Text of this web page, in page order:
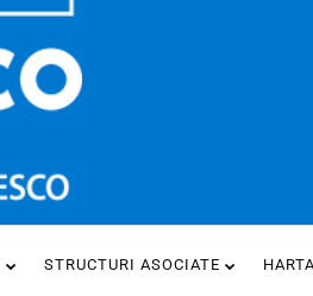
STRUCTURI ASOCIATE